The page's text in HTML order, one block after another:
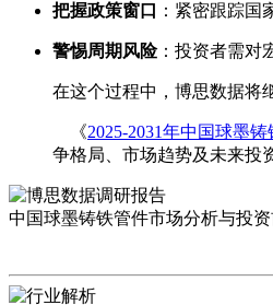
把握政策窗口 ：紧密跟踪国
警惕周期风险：投资者需对
在这个过程中，博思数据将
《2025-2031年中国球墨
争格局、市场趋势及未来投
中国球墨铸铁管件市场分析与投